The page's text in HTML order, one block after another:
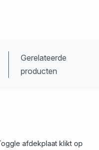
Gerelateerde
producten
afdekplaat klikt op